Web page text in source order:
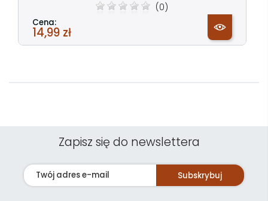
(0)
Cena:
14,99 zł
Zapisz się do newslettera
Subskrybuj